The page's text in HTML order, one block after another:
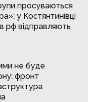
просуваються
у Костянтинівці
рф відправляють
не буде
фронт